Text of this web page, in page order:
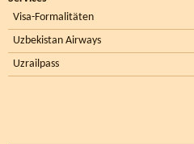
Visa-Formalitäten
Uzbekistan Airways
Uzrailpass